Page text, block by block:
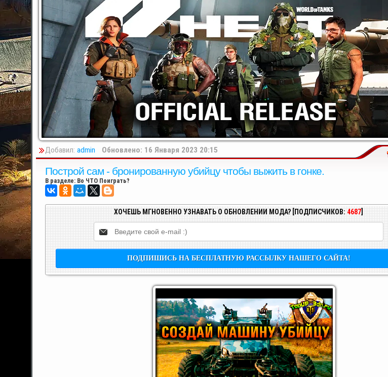
Добавил: admin Обновлено: 16 Января 2023 20:15
Построй сам - бронированную убийцу чтобы выжить в гонке.
В разделе: Во ЧТО Поиграть?
ХОЧЕШЬ МГНОВЕННО УЗНАВАТЬ О ОБНОВЛЕНИИ МОДА? [ПОДПИСЧИКОВ: 4687